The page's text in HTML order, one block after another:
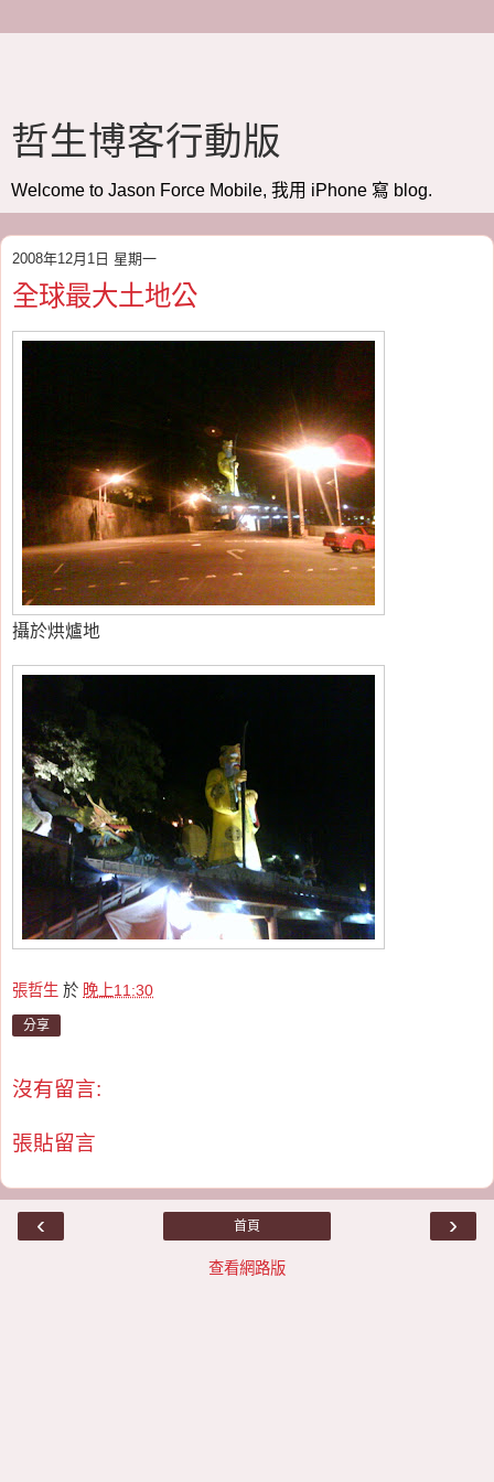
哲生博客行動版
Welcome to Jason Force Mobile, 我用 iPhone 寫 blog.
2008年12月1日 星期一
全球最大土地公
攝於烘爐地
張哲生 於 晚上11:30
分享
沒有留言:
張貼留言
‹ ›
首頁
查看網路版